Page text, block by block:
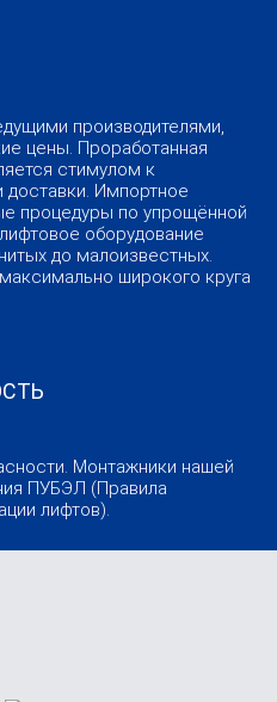
производителями,
цены. Проработанная
стимулом к
Импортное
процедуры по упрощённой
оборудование
до малоизвестных.
широкого круга
Монтажники нашей
ПУБЭЛ (Правила
лифтов).